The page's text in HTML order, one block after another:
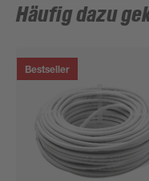
Häufig dazu
Bestseller